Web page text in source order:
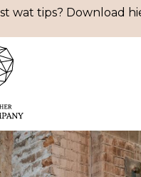
wat tips? Download